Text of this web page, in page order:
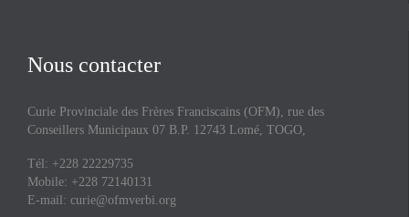
Nous contacter
Curie Provinciale des Frères Franciscains (OFM), rue des
Conseillers Municipaux 07 B.P. 12743 Lomé, TOGO,
Tél: +228 22229735
Mobile: +228 72140131
E-mail: curie@ofmverbi.org